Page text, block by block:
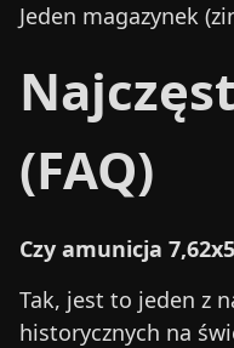
Jeden magazynek
(FAQ)
Czy amunicja
Tak, jest to jeden z
historycznych na